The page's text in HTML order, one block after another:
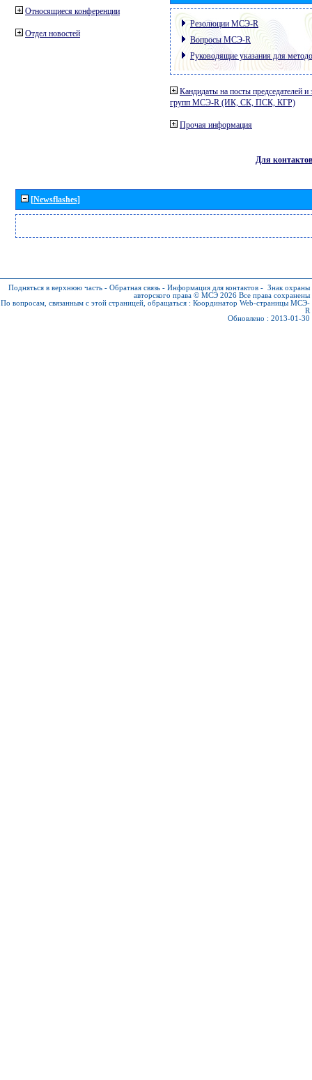
Относящиеся конференции
Отдел новостей
Резолюции МСЭ-R
Вопросы МСЭ-R
Руководящие указания для
Кандидаты на посты председателей и
групп МСЭ-R (ИК, СК, ПСК, КГР)
Прочая информация
Для контактов
[Newsflashes]
Подняться в верхнюю часть - Обратная связь - Информация для контактов - Знак охраны
авторского права © МСЭ 2026 Все права сохранены
По вопросам, связанным с этой страницей, обращаться : Координатор Web-страницы МСЭ-
R
Обновлено : 2013-01-30